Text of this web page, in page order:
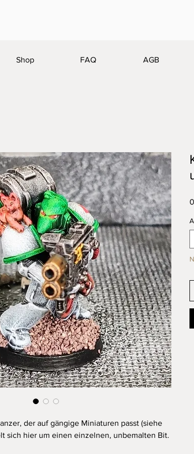
Shop FAQ AGB
der auf gängige Miniaturen passt (siehe
sich hier um einen einzelnen, unbemalten Bit.